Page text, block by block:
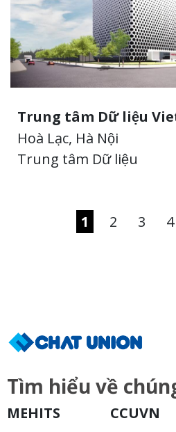
Trung tâm Dữ liệu
Hoà Lạc, Hà Nội
Trung tâm Dữ liệu
1 2 3 4
Tìm hiểu về
MEHITS CCUVN